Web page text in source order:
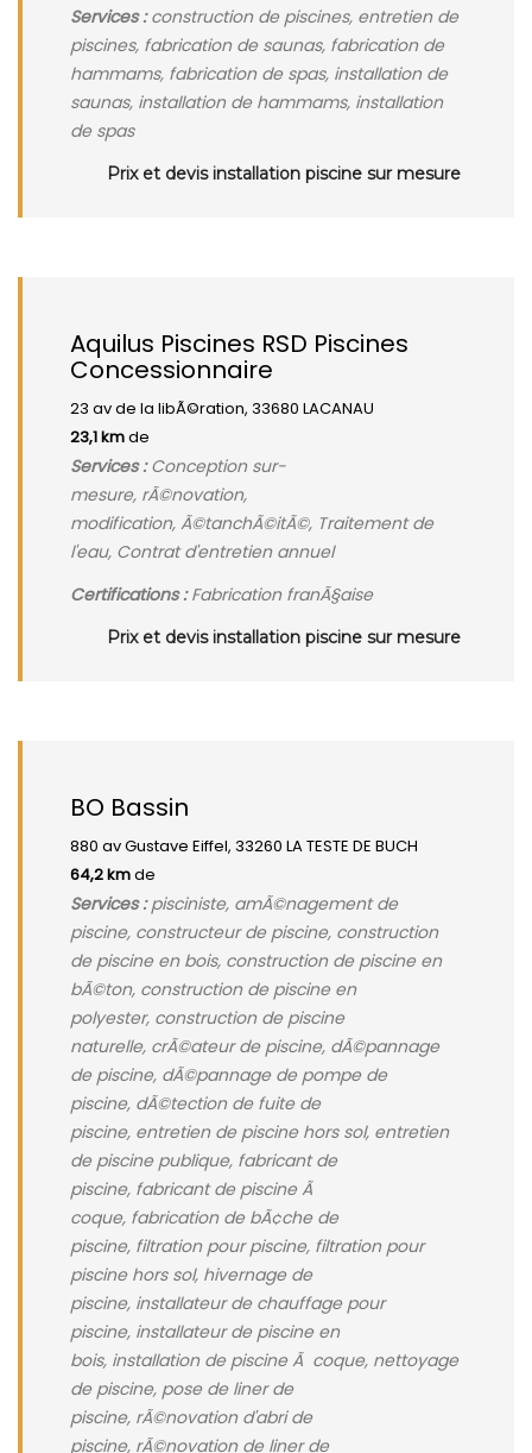
Services :construction de piscines, entretien de
piscines, fabrication de saunas, fabrication de
hammams, fabrication de spas, installation de
saunas, installation de hammams, installation
de spas
Prix et devis installation piscine sur mesure
Aquilus Piscines RSD Piscines
Concessionnaire
23 av de la libÃ©ration, 33680 LACANAU
23,1 kmde
Services :Conception sur-
mesure, rÃ©novation,
modification, Ã©tanchÃ©itÃ©, Traitement de
l'eau, Contrat d'entretien annuel
Certifications :Fabrication franÃ§aise
Prix et devis installation piscine sur mesure
BO Bassin
880 av Gustave Eiffel, 33260 LA TESTE DE BUCH
64,2 kmde
Services :pisciniste, amÃ©nagement de
piscine, constructeur de piscine, construction
de piscine en bois, construction de piscine en
bÃ©ton, construction de piscine en
polyester, construction de piscine
naturelle, crÃ©ateur de piscine, dÃ©pannage
de piscine, dÃ©pannage de pompe de
piscine, dÃ©tection de fuite de
piscine, entretien de piscine hors sol, entretien
de piscine publique, fabricant de
piscine, fabricant de piscine Ã
coque, fabrication de bÃ¢che de
piscine, filtration pour piscine, filtration pour
piscine hors sol, hivernage de
piscine, installateur de chauffage pour
piscine, installateur de piscine en
bois, installation de piscine Ã coque, nettoyage
de piscine, pose de liner de
piscine, rÃ©novation d'abri de
piscine, rÃ©novation de liner de